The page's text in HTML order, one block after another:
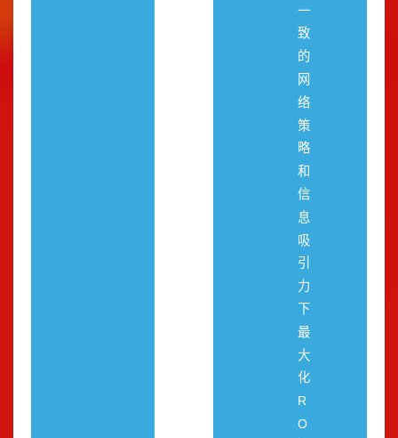
一
致
的
网
络
策
略
和
信
息
吸
引
力
下
最
大
化
R
O